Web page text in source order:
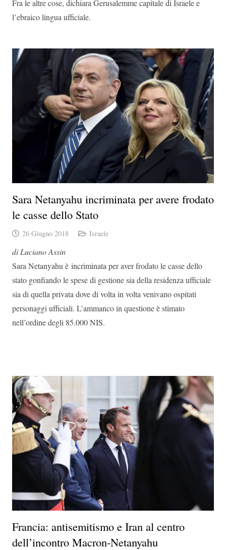
Fra le altre cose, dichiara Gerusalemme capitale di Israele e
l’ebraico lingua ufficiale.
Sara Netanyahu incriminata per avere frodato
le casse dello Stato
26 Giugno 2018 Israele
di Luciano Assin
Sara Netanyahu è incriminata per aver frodato le casse dello
stato gonfiando le spese di gestione sia della residenza ufficiale
sia di quella privata dove di volta in volta venivano ospitati
personaggi ufficiali. L’ammanco in questione è stimato
nell’ordine degli 85.000 NIS.
Francia: antisemitismo e Iran al centro
dell’incontro Macron-Netanyahu